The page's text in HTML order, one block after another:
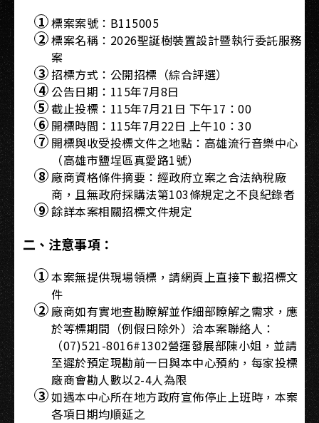
標案案號：B115005
標案名稱：2026聖誕樹裝置設計暨執行委託服務
案
招標方式：公開招標（綜合評選）
公告日期：115年7月8日
截止投標：115年7月21日 下午17：00
開標時間：115年7月22日 上午10：30
開標與收受投標文件之地點：高雄流行音樂中心
（高雄市鹽埕區真愛路1號）
廠商資格條件摘要：經政府立案之合法納稅廠
商，且無政府採購法第103條規定之不良紀錄者
餘詳本案相關招標文件規定
二、注意事項：
本案無提供現場領標，請網頁上直接下載招標文
件
廠商如有實地查勘瞭解並作細部瞭解之需求，應
於等標期間（例假日除外）洽本案聯絡人：
（07)521-8016#1302營運發展部陳小姐，並請
至遲於預定現勘前一日與本中心預約，每家投標
廠商會勘人數以2-4人為限
如遇本中心所在地方政府宣佈停止上班時，本案
各項日期均順延之